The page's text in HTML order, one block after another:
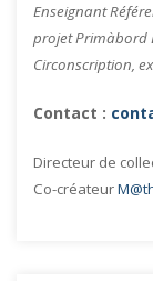
Enseignant
projet Primàbord
Circonscription,
Contact :
Directeur de
Co-créateur